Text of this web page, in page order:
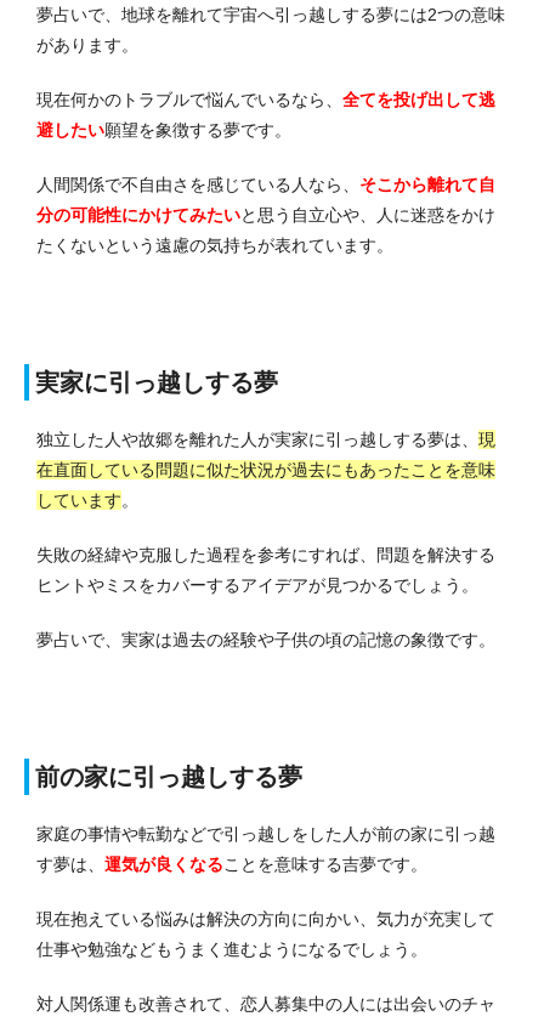
夢占いで、地球を離れて宇宙へ引っ越しする夢には2つの意味
があります。
現在何かのトラブルで悩んでいるなら、 全てを投げ出して逃
避したい願望を象徴する夢です。
人間関係で不自由さを感じている人なら、 そこから離れて自
分の可能性にかけてみたいと思う自立心や、人に迷惑をかけ
たくないという遠慮の気持ちが表れています。
実家に引っ越しする夢
独立した人や故郷を離れた人が実家に引っ越しする夢は、 現
在直面している問題に似た状況が過去にもあったことを意味
しています。
失敗の経緯や克服した過程を参考にすれば、問題を解決する
ヒントやミスをカバーするアイデアが見つかるでしょう。
夢占いで、実家は過去の経験や子供の頃の記憶の象徴です。
前の家に引っ越しする夢
家庭の事情や転勤などで引っ越しをした人が前の家に引っ越
す夢は、 運気が良くなることを意味する吉夢です。
現在抱えている悩みは解決の方向に向かい、気力が充実して
仕事や勉強などもうまく進むようになるでしょう。
対人関係運も改善されて、恋人募集中の人には出会いのチャ